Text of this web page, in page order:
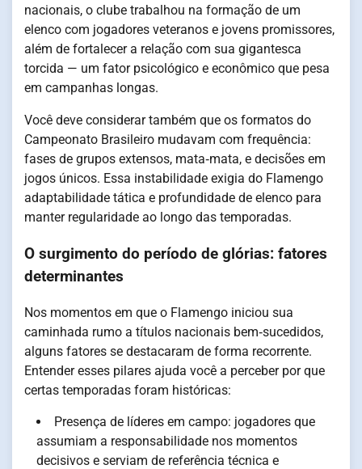
nacionais, o clube trabalhou na formação de um
elenco com jogadores veteranos e jovens promissores,
além de fortalecer a relação com sua gigantesca
torcida — um fator psicológico e econômico que pesa
em campanhas longas.
Você deve considerar também que os formatos do
Campeonato Brasileiro mudavam com frequência:
fases de grupos extensos, mata‑mata, e decisões em
jogos únicos. Essa instabilidade exigia do Flamengo
adaptabilidade tática e profundidade de elenco para
manter regularidade ao longo das temporadas.
O surgimento do período de glórias: fatores
determinantes
Nos momentos em que o Flamengo iniciou sua
caminhada rumo a títulos nacionais bem‑sucedidos,
alguns fatores se destacaram de forma recorrente.
Entender esses pilares ajuda você a perceber por que
certas temporadas foram históricas:
Presença de líderes em campo: jogadores que
assumiam a responsabilidade nos momentos
decisivos e serviam de referência técnica e